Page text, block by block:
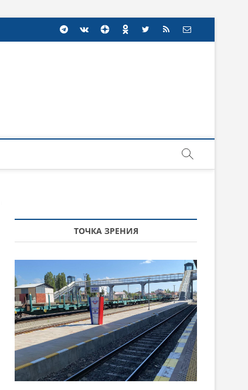
ТОЧКА ЗРЕНИЯ